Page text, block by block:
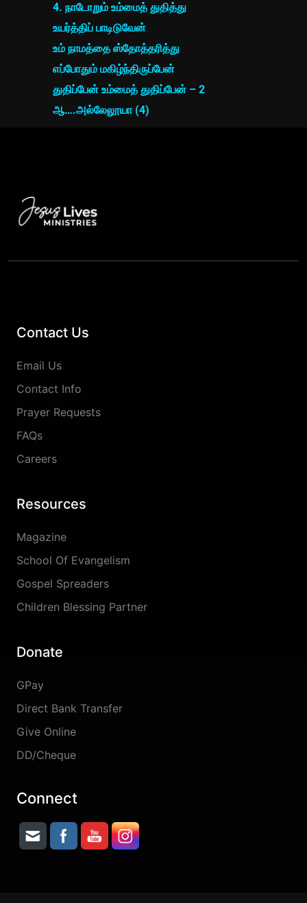
4. நாடோறும் உம்மைத் துதித்து
உயர்த்திப் பாடிடுவேன்
உம் நாமத்தை ஸ்தோத்தரித்து
எப்போதும் மகிழ்ந்திருப்பேன்
துதிப்பேன் உம்மைத் துதிப்பேன் – 2
ஆ….அல்லேலூயா (4)
Contact Us
Email Us
Contact Info
Prayer Requests
FAQs
Careers
Resources
Magazine
School Of Evangelism
Gospel Spreaders
Children Blessing Partner
Donate
GPay
Direct Bank Transfer
Give Online
DD/Cheque
Connect